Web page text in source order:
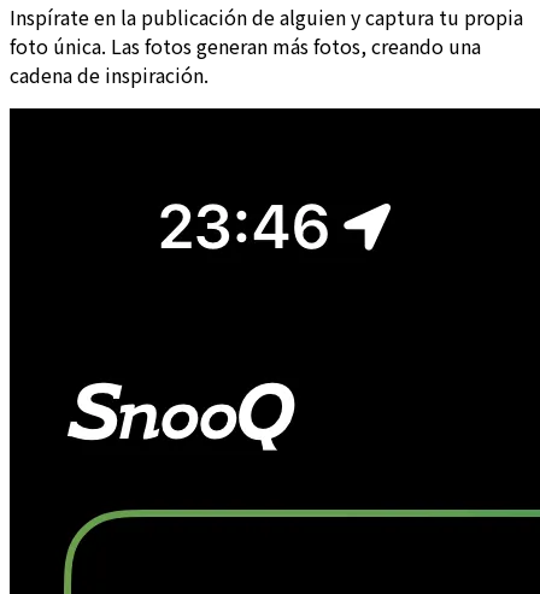
Inspírate en la publicación de alguien y captura tu propia
foto única. Las fotos generan más fotos, creando una
cadena de inspiración.